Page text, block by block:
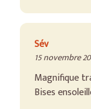
Sév
15 novembre
Magnifique
Bises